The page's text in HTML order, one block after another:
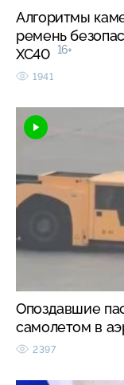
Алгоритмы
ремень
XC40 16+
1941
Опоздавшие
самолетом в
2397